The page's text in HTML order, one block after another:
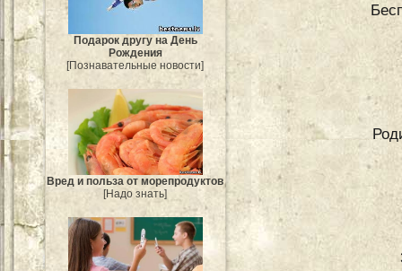
Подарок другу на День
Рождения
[Познавательные новости]
Вред и польза от морепродуктов
[Надо знать]